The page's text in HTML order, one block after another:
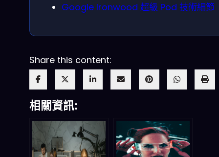
Google Ironwood 超級 Pod 技術細節
Share this content:
相關資訊: